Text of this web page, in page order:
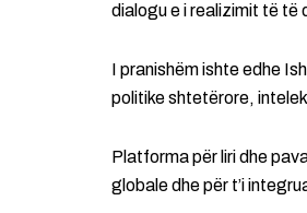
dialogu e i realizimit të të
I pranishëm ishte edhe
politike shtetërore,
Platforma për liri dhe
globale dhe për t’i